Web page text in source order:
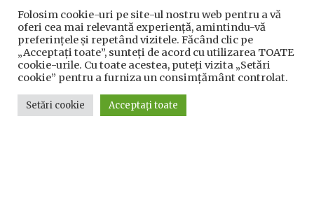
Acte Necesare/Ghid
Folosim cookie-uri pe site-ul nostru web pentru a vă
oferi cea mai relevantă experiență, amintindu-vă
preferințele și repetând vizitele. Făcând clic pe
„Acceptați toate”, sunteți de acord cu utilizarea TOATE
cookie-urile. Cu toate acestea, puteți vizita „Setări
cookie” pentru a furniza un consimțământ controlat.
Setări cookie Acceptați toate